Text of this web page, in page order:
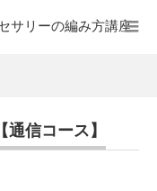
サリーの編み方講座
信コース】